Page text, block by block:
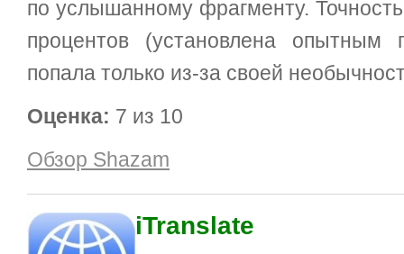
по услышанному фрагменту.
процентов (установлена
попала только из-за своей
Оценка: 7 из 10
Обзор Shazam
iTranslate